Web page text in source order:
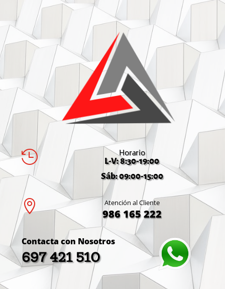
 Horario
L-V: 8:30-19:00
Sáb: 09:00-15:00
 Atención al Cliente
986 165 222
Contacta con Nosotros
697 421 510